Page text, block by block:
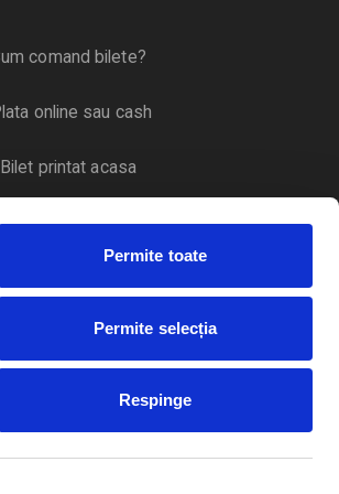
Permite toate
Permite selecția
Respinge
comand bilete?
online sau cash
printat acasa
prin curier
Duplicare bilete